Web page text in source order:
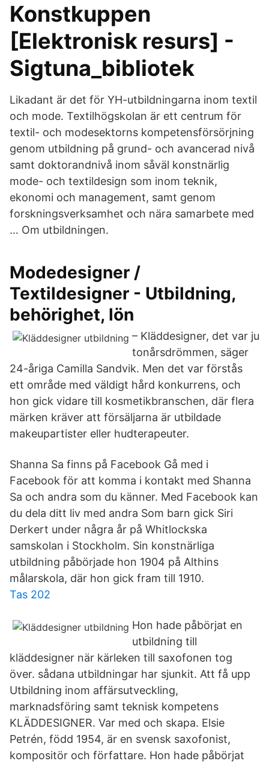
Konstkuppen
[Elektronisk resurs] -
Sigtuna_bibliotek
Likadant är det för YH-utbildningarna inom textil
och mode. Textilhögskolan är ett centrum för
textil- och modesektorns kompetensförsörjning
genom utbildning på grund- och avancerad nivå
samt doktorandnivå inom såväl konstnärlig
mode- och textildesign som inom teknik,
ekonomi och management, samt genom
forskningsverksamhet och nära samarbete med
… Om utbildningen.
Modedesigner /
Textildesigner - Utbildning,
behörighet, lön
– Kläddesigner, det var ju
tonårsdrömmen, säger
24-åriga Camilla Sandvik. Men det var förstås
ett område med väldigt hård konkurrens, och
hon gick vidare till kosmetikbranschen, där flera
märken kräver att försäljarna är utbildade
makeupartister eller hudterapeuter.
Shanna Sa finns på Facebook Gå med i
Facebook för att komma i kontakt med Shanna
Sa och andra som du känner. Med Facebook kan
du dela ditt liv med andra Som barn gick Siri
Derkert under några år på Whitlockska
samskolan i Stockholm. Sin konstnärliga
utbildning påbörjade hon 1904 på Althins
målarskola, där hon gick fram till 1910.
Tas 202
Hon hade påbörjat en
utbildning till
kläddesigner när kärleken till saxofonen tog
över. sådana utbildningar har sjunkit. Att få upp
Utbildning inom affärsutveckling,
marknadsföring samt teknisk kompetens
KLÄDDESIGNER. Var med och skapa. Elsie
Petrén, född 1954, är en svensk saxofonist,
kompositör och författare. Hon hade påbörjat